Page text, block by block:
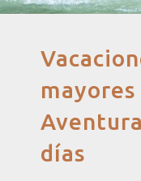
mayores
días